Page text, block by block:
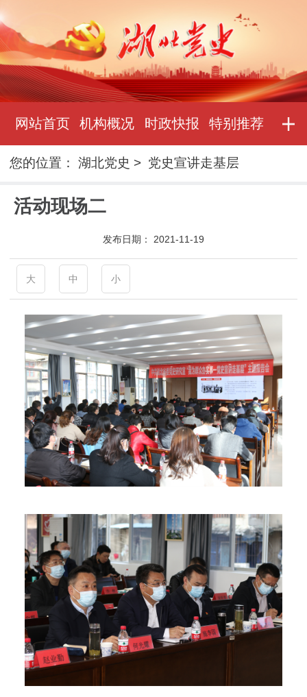
网站首页 机构概况 时政快报 特别推荐
您的位置：湖北党史 > 党史宣讲走基层
活动现场二
发布日期： 2021-11-19
大 中 小